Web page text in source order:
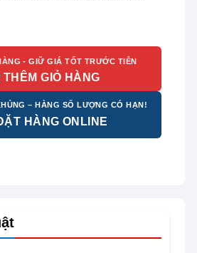
- GIỮ GIÁ TỐT TRƯỚC TIÊN
THÊM GIỎ HÀNG
– HÀNG SỐ LƯỢNG CÓ HẠN!
HÀNG ONLINE